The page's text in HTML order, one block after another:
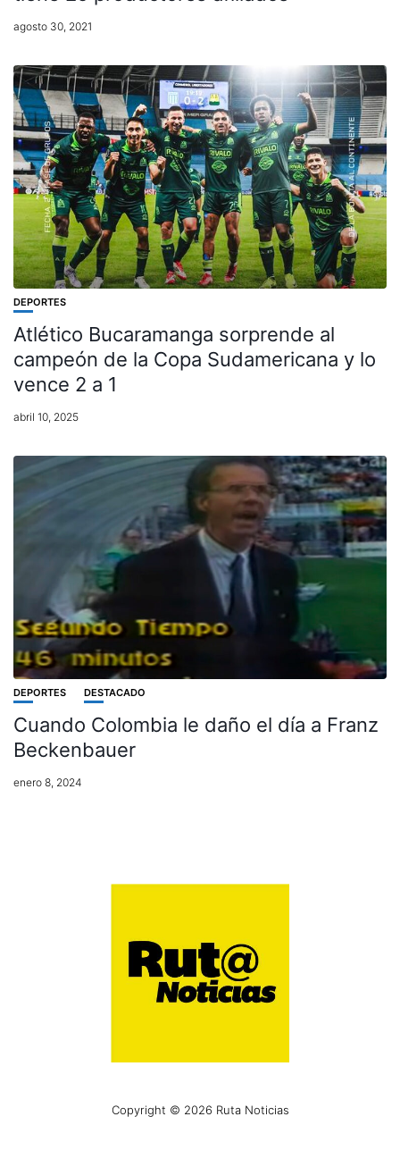
agosto 30, 2021
DEPORTES
Atlético Bucaramanga sorprende al
campeón de la Copa Sudamericana y lo
vence 2 a 1
abril 10, 2025
DEPORTES DESTACADO
Cuando Colombia le daño el día a Franz
Beckenbauer
enero 8, 2024
Copyright © 2026 Ruta Noticias